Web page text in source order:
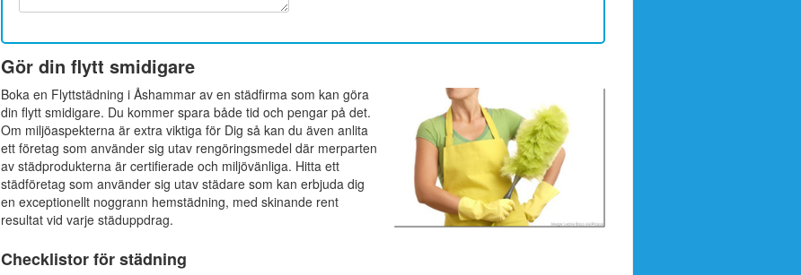
Gör din flytt smidigare
Boka en Flyttstädning i Åshammar av en städfirma som kan göra
din flytt smidigare. Du kommer spara både tid och pengar på det.
Om miljöaspekterna är extra viktiga för Dig så kan du även anlita
ett företag som använder sig utav rengöringsmedel där merparten
av städprodukterna är certifierade och miljövänliga. Hitta ett
städföretag som använder sig utav städare som kan erbjuda dig
en exceptionellt noggrann hemstädning, med skinande rent
resultat vid varje städuppdrag.
Checklistor för städning